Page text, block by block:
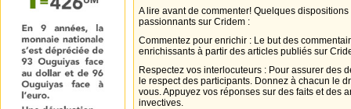
A lire avant de commenter! Quelques
passionnants sur Cridem :
Commentez pour enrichir : Le but des
enrichissants à partir des articles publiés sur
Respectez vos interlocuteurs : Pour assurer des
le respect des participants. Donnez à chacun le
vous. Appuyez vos réponses sur des faits et des
invectives.